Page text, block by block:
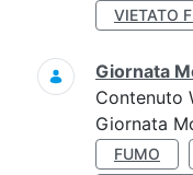
VIETATO
Giornata
Contenuto
Giornata
FUMO